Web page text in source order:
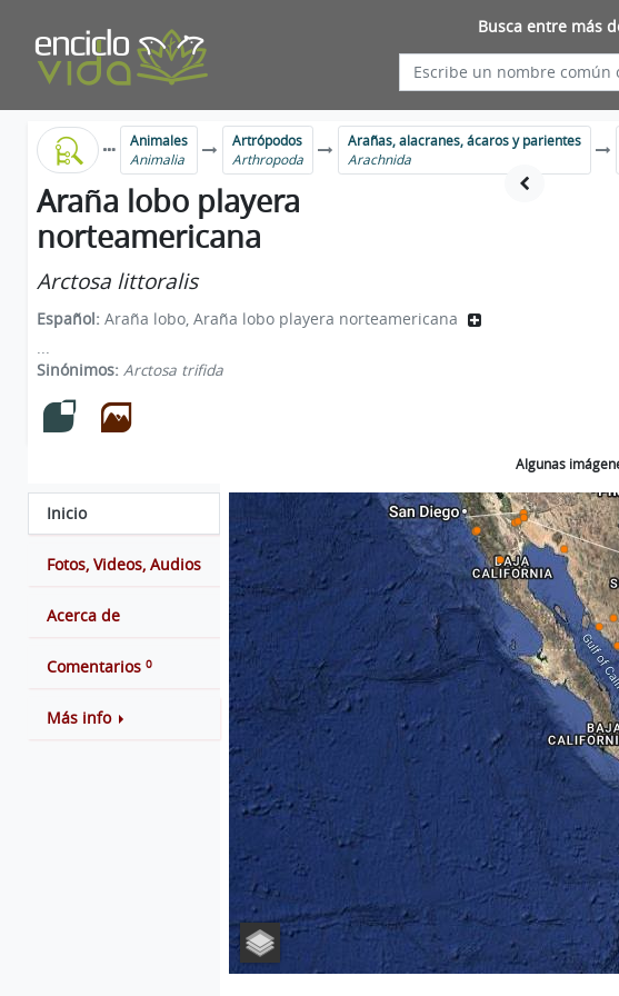
Busca entre más
Animales
Animalia
Artrópodos
Arthropoda
Arañas, alacranes, ácaros y parientes
Arachnida
Araña lobo playera
norteamericana
Arctosa littoralis
Español: Araña lobo, Araña lobo playera norteamericana
...
Sinónimos: Arctosa trifida
Algunas
Inicio
Fotos, Videos, Audios
Acerca de
Comentarios 0
Más info